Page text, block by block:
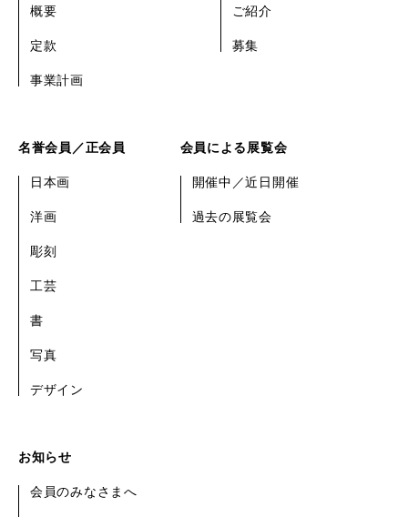
概要
定款
事業計画
ご紹介
募集
名誉会員／正会員
日本画
洋画
彫刻
工芸
書
写真
デザイン
会員による展覧会
開催中／近日開催
過去の展覧会
お知らせ
会員のみなさまへ